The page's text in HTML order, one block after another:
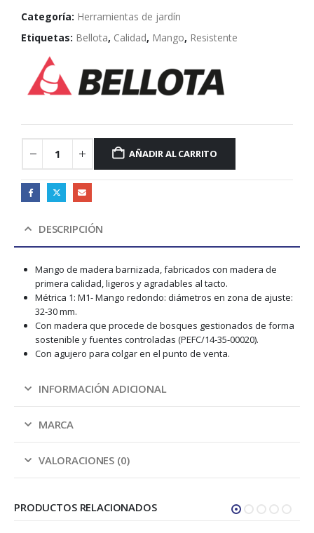
Categoría: Herramientas de jardín
Etiquetas: Bellota, Calidad, Mango, Resistente
AÑADIR AL CARRITO
DESCRIPCIÓN
Mango de madera barnizada, fabricados con madera de
primera calidad, ligeros y agradables al tacto.
Métrica 1: M1- Mango redondo: diámetros en zona de ajuste:
32-30 mm.
Con madera que procede de bosques gestionados de forma
sostenible y fuentes controladas (PEFC/14-35-00020).
Con agujero para colgar en el punto de venta.
INFORMACIÓN ADICIONAL
MARCA
VALORACIONES (0)
PRODUCTOS RELACIONADOS